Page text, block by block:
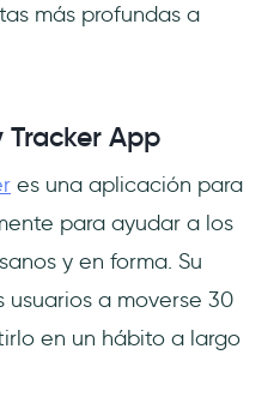
más profundas a
App
es una aplicación para
para ayudar a los
y en forma. Su
a moverse 30
en un hábito a largo